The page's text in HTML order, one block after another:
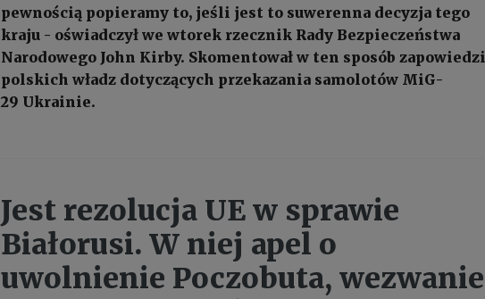
pewnością popieramy to, jeśli jest to suwerenna decyzja tego
kraju - oświadczył we wtorek rzecznik Rady Bezpieczeństwa
Narodowego John Kirby. Skomentował w ten sposób zapowiedzi
polskich władz dotyczących przekazania samolotów MiG-
29 Ukrainie.
Jest rezolucja UE w sprawie
Białorusi. W niej apel o
uwolnienie Poczobuta, wezwanie